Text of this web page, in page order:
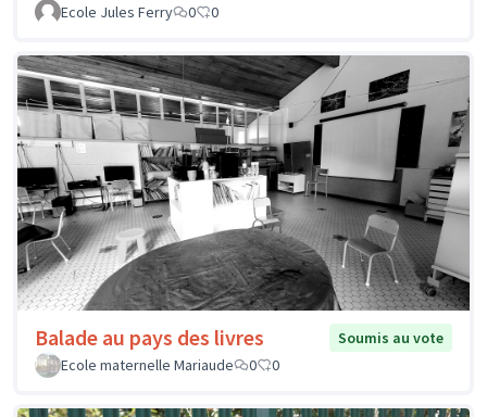
Ecole Jules Ferry
0 0
Balade au pays des livres
Soumis au vote
Ecole maternelle Mariaude
0 0